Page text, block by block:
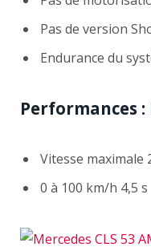
Pas de version
Endurance du
Performances :
Vitesse maximale
0 à 100 km/h 4,5 s